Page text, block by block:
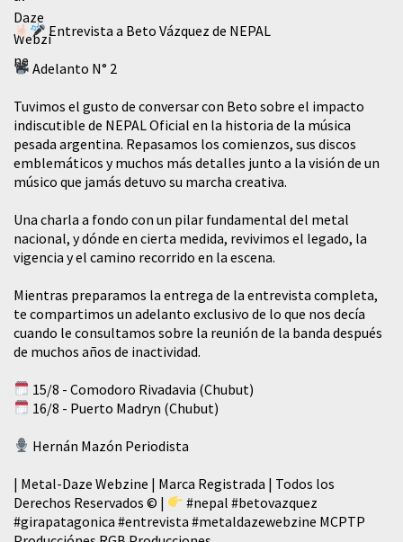
Entrevista a Beto Vázquez de NEPAL
Adelanto N° 2
Tuvimos el gusto de conversar con Beto sobre el impacto
indiscutible de NEPAL Oficial en la historia de la música
pesada argentina. Repasamos los comienzos, sus discos
emblemáticos y muchos más detalles junto a la visión de un
músico que jamás detuvo su marcha creativa.
​Una charla a fondo con un pilar fundamental del metal
nacional, y dónde en cierta medida, revivimos el legado, la
vigencia y el camino recorrido en la escena.
Mientras preparamos la entrega de la entrevista completa,
te compartimos un adelanto exclusivo de lo que nos decía
cuando le consultamos sobre la reunión de la banda después
de muchos años de inactividad.
15/8 - Comodoro Rivadavia (Chubut)
16/8 - Puerto Madryn (Chubut)
Hernán Mazón Periodista
| Metal-Daze Webzine | Marca Registrada | Todos los
Derechos Reservados © |
#nepal #betovazquez
#girapatagonica #entrevista #metaldazewebzine MCPTP